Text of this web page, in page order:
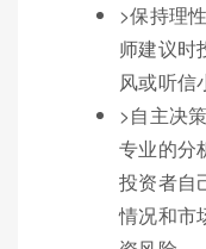
>保持理
师建议时
风或听信
>自主决
专业的分
投资者自
情况和市